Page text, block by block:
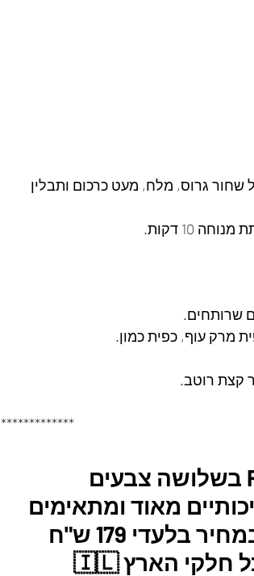
שחור גרוס, מלח, מעט כרכום ותבלין
10 דקות.
מרק עוף, כפית כמון.
קצת רוטב.
*************
סט 2 סירי סוטאז' 28+24 מבית ROSO בשלושה צבעים
ירוק/ורוד/תכלת 💚🩵🩷 איכותיים מאוד ומתאימים
לכל סוגי הכיריים כולל אינדוקציה!! במחיר בלעדי 179 ש"ח